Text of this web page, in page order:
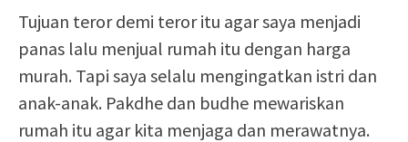
Tujuan teror demi teror itu agar saya menjadi
panas lalu menjual rumah itu dengan harga
murah. Tapi saya selalu mengingatkan istri dan
anak-anak. Pakdhe dan budhe mewariskan
rumah itu agar kita menjaga dan merawatnya.